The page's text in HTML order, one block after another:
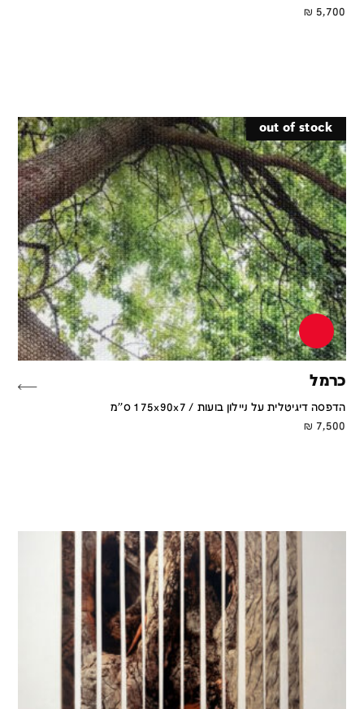
5,700
₪
out of stock
כרמל
הדפסה דיגיטלית על ניילון בועות / 175x90x7 ס''מ
7,500
₪